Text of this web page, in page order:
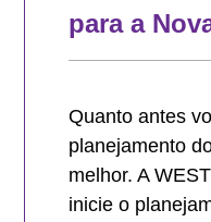
para a
Quanto antes
planejamento
melhor. A
inicie o